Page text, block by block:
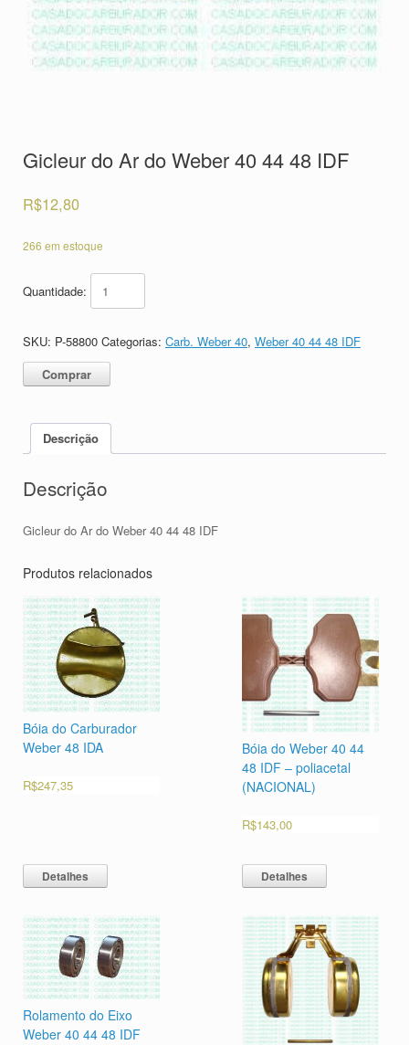
Gicleur do Ar do Weber 40 44 48 IDF
R$12,80
266 em estoque
Quantidade:
Comprar
SKU: P-58800 Categorias: Carb. Weber 40, Weber 40 44 48 IDF
Descrição
Descrição
Gicleur do Ar do Weber 40 44 48 IDF
Produtos relacionados
Bóia do Carburador
Weber 48 IDA
R$247,35
Detalhes
Bóia do Weber 40 44
48 IDF – poliacetal
(NACIONAL)
R$143,00
Detalhes
Rolamento do Eixo
Weber 40 44 48 IDF